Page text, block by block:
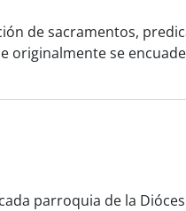
de sacramentos,
originalmente se
parroquia de la